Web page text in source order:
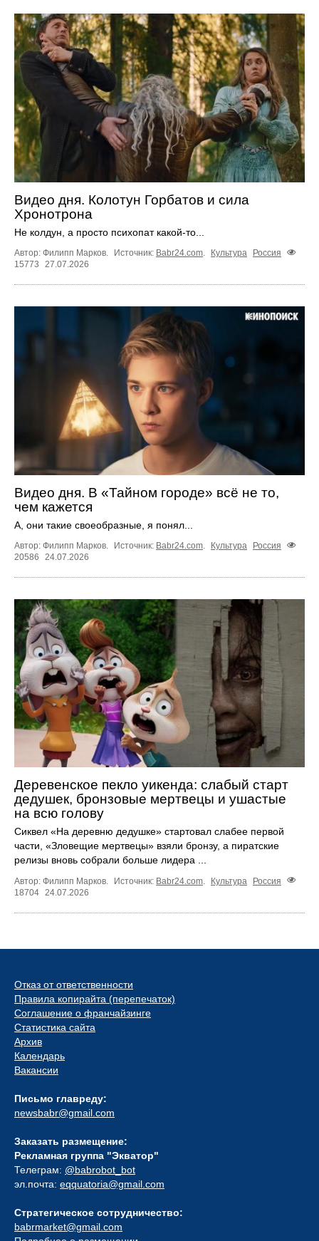
Видео дня. Колотун Горбатов и сила
Хронотрона
Не колдун, а просто психопат какой‑то...
Автор: Филипп Марков. Источник: Babr24.com. Культура
Россия
15773
27.07.2026
Видео дня. В «Тайном городе» всё не то,
чем кажется
А, они такие своеобразные, я понял...
Автор: Филипп Марков. Источник: Babr24.com. Культура
Россия
20586
24.07.2026
Деревенское пекло уикенда: слабый старт
дедушек, бронзовые мертвецы и ушастые
на всю голову
Сиквел «На деревню дедушке» стартовал слабее первой
части, «Зловещие мертвецы» взяли бронзу, а пиратские
релизы вновь собрали больше лидера ...
Автор: Филипп Марков. Источник: Babr24.com Культура
Россия
18704
24.07.2026
Отказ от ответственности
Правила копирайта (перепечаток)
Соглашение о франчайзинге
Статистика сайта
Архив
Календарь
Вакансии
Письмо главреду:
newsbabr@gmail.com
Заказать размещение:
Рекламная группа "Экватор"
Телеграм: @babrobot_bot
эл.почта: eqquatoria@gmail.com
Стратегическое сотрудничество:
babrmarket@gmail.com